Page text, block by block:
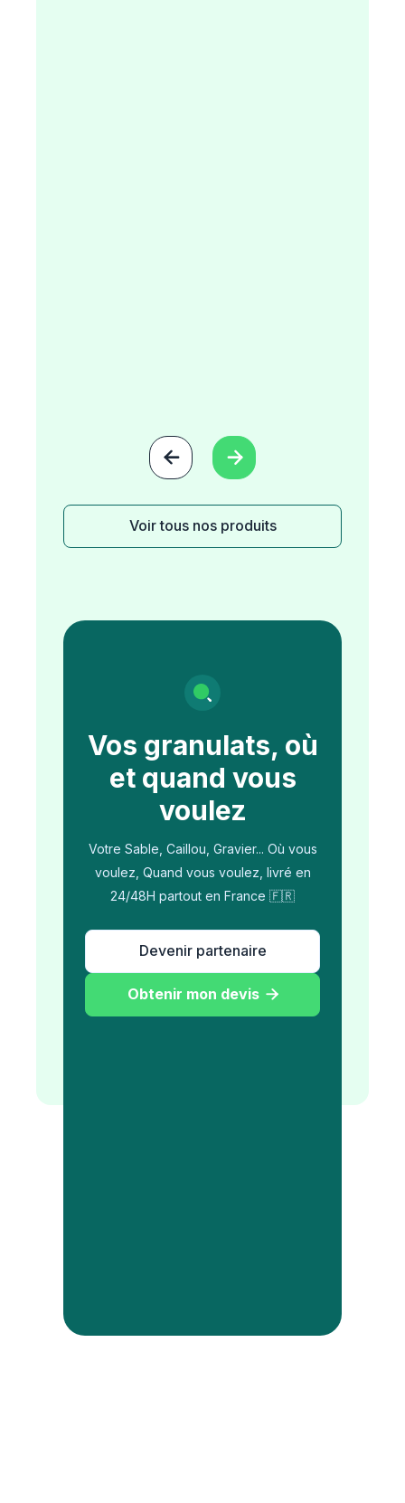
 
Voir tous nos produits
Vos granulats, où
et quand vous
voulez
Votre Sable, Caillou, Gravier... Où vous
voulez, Quand vous voulez, livré en
24/48H partout en France 🇫🇷
Devenir partenaire
Obtenir mon devis 